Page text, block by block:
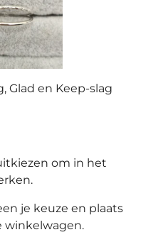
Glad en Keep-slag
om in het
je keuze en plaats
winkelwagen.